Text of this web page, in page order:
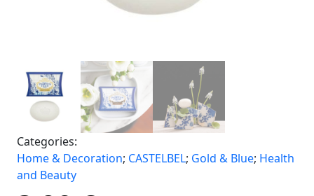
Categories:
Home & Decoration; CASTELBEL; Gold & Blue; Health
and Beauty